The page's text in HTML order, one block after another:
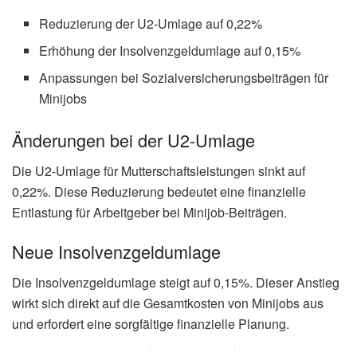
Reduzierung der U2-Umlage auf 0,22%
Erhöhung der Insolvenzgeldumlage auf 0,15%
Anpassungen bei Sozialversicherungsbeiträgen für
Minijobs
Änderungen bei der U2-Umlage
Die U2-Umlage für Mutterschaftsleistungen sinkt auf
0,22%. Diese Reduzierung bedeutet eine finanzielle
Entlastung für Arbeitgeber bei Minijob-Beiträgen.
Neue Insolvenzgeldumlage
Die Insolvenzgeldumlage steigt auf 0,15%. Dieser Anstieg
wirkt sich direkt auf die Gesamtkosten von Minijobs aus
und erfordert eine sorgfältige finanzielle Planung.